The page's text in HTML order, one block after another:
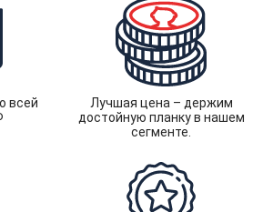
всей
Лучшая цена – держим
достойную планку в нашем
сегменте.